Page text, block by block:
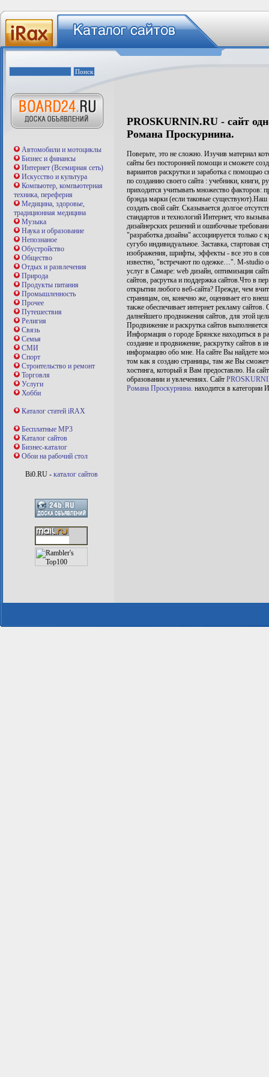
Автомобили и мотоциклы
Бизнес и финансы
Интернет (Всемирная сеть)
Искусство и культура
Компьютер, компьютерная
техника, переферия
Медицина, здоровье,
традиционная медицина
Музыка
Наука и образование
Непознаное
Обустройство
Общество
Отдых и развлечения
Природа
Продукты питания
Промышленность
Прочее
Путешествия
Религия
Связь
Семья
СМИ
Спорт
Строительство и ремонт
Торговля
Услуги
Хобби
Каталог статей iRAX
Бесплатные MP3
Каталог сайтов
Бизнес-каталог
Обои на рабочий стол
Bi0.RU - каталог сайтов
PROSKURNIN.RU - сайт
Романа Проскурнина.
Поверьте, это не сложно. Изучив материал
сайты без посторонней помощи и сможете
вариантов раскрутки и заработка с помощью
по созданию своего сайта : учебники, книги,
приходится учитывать множество факторов:
брэнда марки (если таковые существуют).Наш
создать свой сайт. Сказывается долгое
стандартов и технологий Интернет, что
дизайнерских решений и ошибочные
"разработка дизайна" ассоциируется только
сугубо индивидуальное. Заставка, стартовая
изображения, шрифты, эффекты - все это в
известно, "встречают по одежке…". M-studio
услуг в Самаре: web дизайн, оптимизация
сайтов, расрутка и поддержка сайтов.Что в
открытии любого веб-сайта? Прежде, чем
страницам, он, конечно же, оценивает его
также обеспечивает интернет рекламу
далнейшего продвижения сайтов, для этой
Продвижение и раскрутка сайтов
Информация о городе Брянске находиться в
создание и продвижение, раскрутку сайтов в
информацию обо мне. На сайте Вы найдете
том как я создаю страницы, там же Вы
хостинга, который я Вам предоставлю. На
образовании и увлечениях. Сайт
Романа Проскурнина. находится в категории